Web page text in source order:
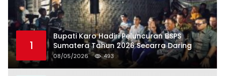
1
Bupati Karo Hadiri Peluncuran BSPS
Sumatera Tahun 2026 Secarra Daring
08/05/2026 493